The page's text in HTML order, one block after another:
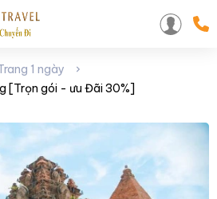
1 ngày
[Trọn gói - ưu Đãi 30%]